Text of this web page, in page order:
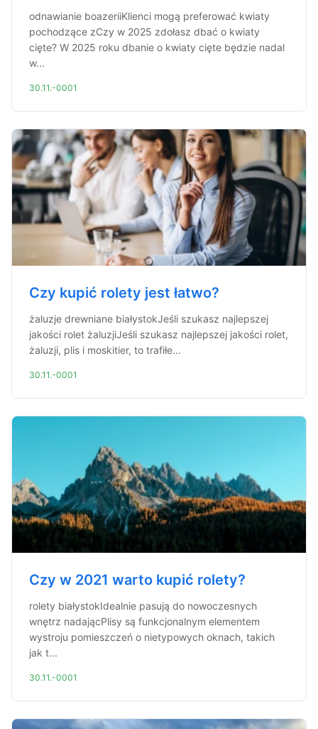
odnawianie boazeriiKlienci mogą preferować kwiaty
pochodzące zCzy w 2025 zdołasz dbać o kwiaty
cięte? W 2025 roku dbanie o kwiaty cięte będzie nadal
w...
30.11.-0001
Czy kupić rolety jest łatwo?
żaluzje drewniane białystokJeśli szukasz najlepszej
jakości rolet żaluzjiJeśli szukasz najlepszej jakości rolet,
żaluzji, plis i moskitier, to trafiłe...
30.11.-0001
Czy w 2021 warto kupić rolety?
rolety białystokIdealnie pasują do nowoczesnych
wnętrz nadającPlisy są funkcjonalnym elementem
wystroju pomieszczeń o nietypowych oknach, takich
jak t...
30.11.-0001